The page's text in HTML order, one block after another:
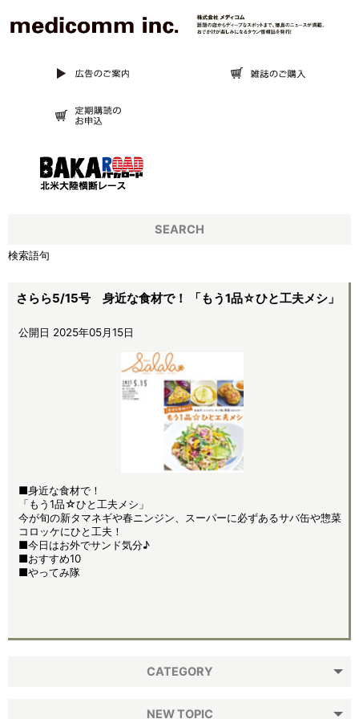
さらら5/15号 身近な食材で！ 「もう1品☆ひと工夫メシ」
公開日 2025年05月15日
■身近な食材で！
「もう1品☆ひと工夫メシ」
今が旬の新タマネギや春ニンジン、スーパーに必ずあるサバ缶や惣菜
コロッケにひと工夫！
■今日はお外でサンド気分♪
■おすすめ10
■やってみ隊
CATEGORY
NEW TOPIC
SEARCH
検索語句